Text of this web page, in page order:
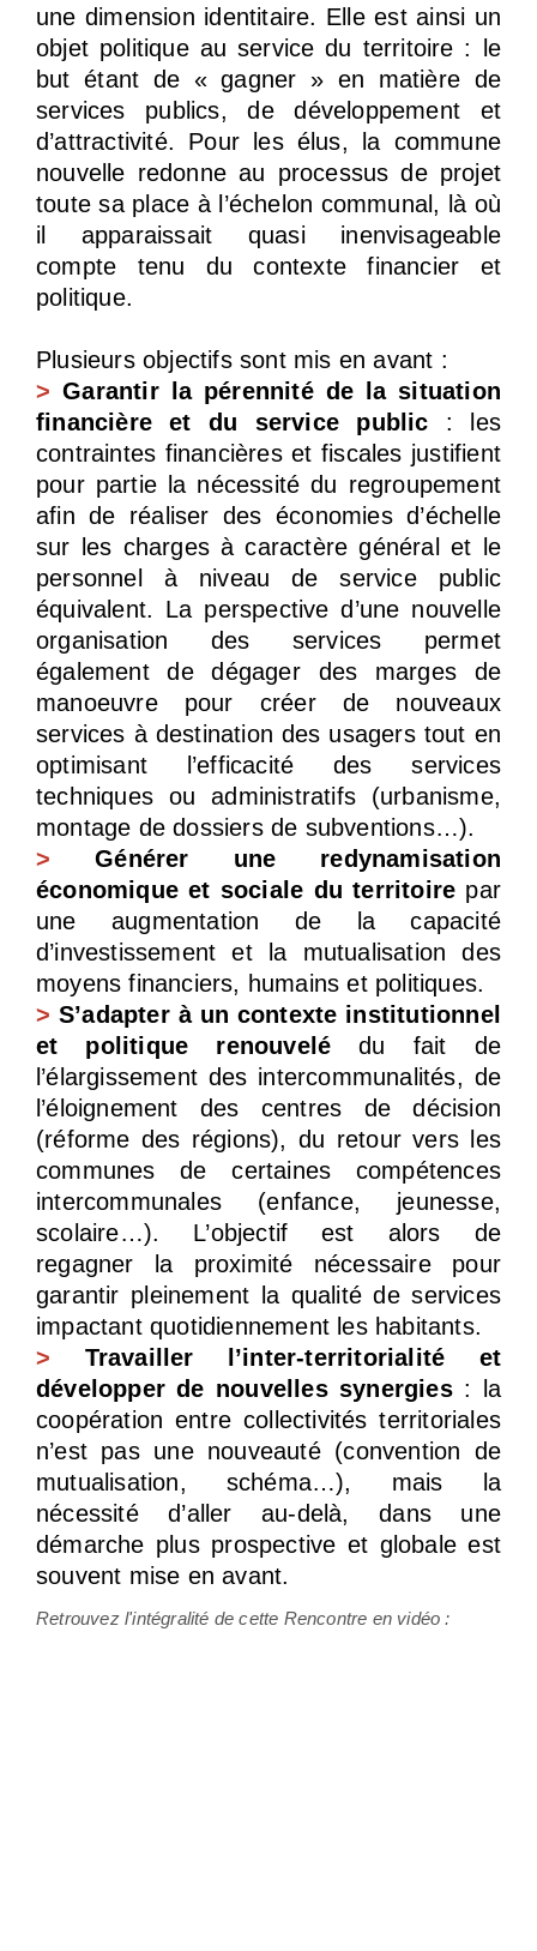
une dimension identitaire. Elle est ainsi un
objet politique au service du territoire : le
but étant de « gagner » en matière de
services publics, de développement et
d’attractivité. Pour les élus, la commune
nouvelle redonne au processus de projet
toute sa place à l’échelon communal, là où
il apparaissait quasi inenvisageable
compte tenu du contexte financier et
politique.
Plusieurs objectifs sont mis en avant :
>Garantir la pérennité de la situation
financière et du service public : les
contraintes financières et fiscales justifient
pour partie la nécessité du regroupement
afin de réaliser des économies d’échelle
sur les charges à caractère général et le
personnel à niveau de service public
équivalent. La perspective d’une nouvelle
organisation des services permet
également de dégager des marges de
manoeuvre pour créer de nouveaux
services à destination des usagers tout en
optimisant l’efficacité des services
techniques ou administratifs (urbanisme,
montage de dossiers de subventions…).
>
Générer une redynamisation
économique et sociale du territoire par
une augmentation de la capacité
d’investissement et la mutualisation des
moyens financiers, humains et politiques.
> S’adapter à un contexte institutionnel
et politique renouvelé du fait de
l’élargissement des intercommunalités, de
l’éloignement des centres de décision
(réforme des régions), du retour vers les
communes de certaines compétences
intercommunales (enfance, jeunesse,
scolaire…). L’objectif est alors de
regagner la proximité nécessaire pour
garantir pleinement la qualité de services
impactant quotidiennement les habitants.
>
Travailler l’inter-territorialité et
développer de nouvelles synergies: la
coopération entre collectivités territoriales
n’est pas une nouveauté (convention de
mutualisation, schéma…), mais la
nécessité d’aller au-delà, dans une
démarche plus prospective et globale est
souvent mise en avant.
Retrouvez l'intégralité de cette Rencontre en vidéo :